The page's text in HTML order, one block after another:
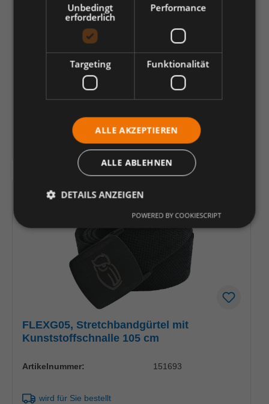
wird für Sie bestellt
verfügbar bei unseren Partnern
27,07 €
Verkaufspreis pro ausgewählter Verpackungseinheit
Anzahl verringern Anzahl erhöhen
FLEXG05, Stretchbandgürtel mit
Kunststoffschnalle 105 cm
Artikelnummer: 151693
wird für Sie bestellt
Unbedingt
erforderlich
Performance
Targeting Funktionalität
ALLE AKZEPTIEREN
ALLE ABLEHNEN
DETAILS ANZEIGEN
POWERED BY COOKIESCRIPT